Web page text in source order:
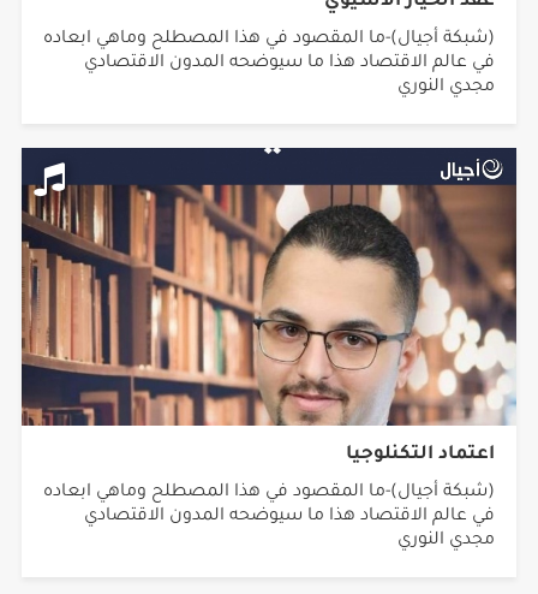
(شبكة أجيال)-ما المقصود في هذا المصطلح وماهي ابعاده
في عالم الاقتصاد هذا ما سيوضحه المدون الاقتصادي
مجدي النوري
اعتماد التكنلوجيا
(شبكة أجيال)-ما المقصود في هذا المصطلح وماهي ابعاده
في عالم الاقتصاد هذا ما سيوضحه المدون الاقتصادي
مجدي النوري